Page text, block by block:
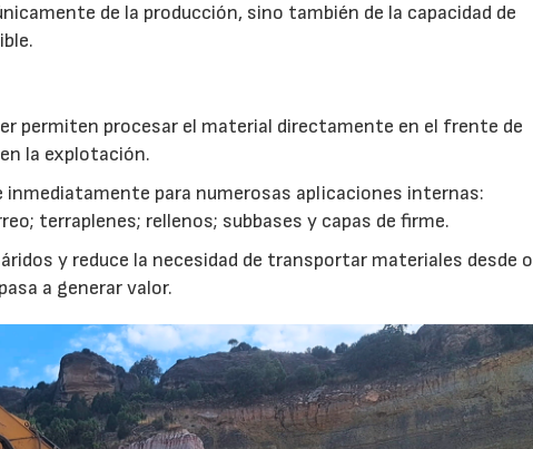
de la producción, sino también de la capacidad de
permiten procesar el material directamente en el frente de
la explotación.
para numerosas aplicaciones internas:
terraplenes; rellenos; subbases y capas de firme.
y reduce la necesidad de transportar materiales desde o
a generar valor.